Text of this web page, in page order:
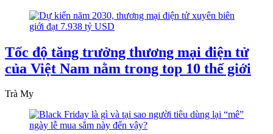
Tốc độ tăng trưởng thương mại điện tử
của Việt Nam nằm trong top 10 thế giới
Trà My